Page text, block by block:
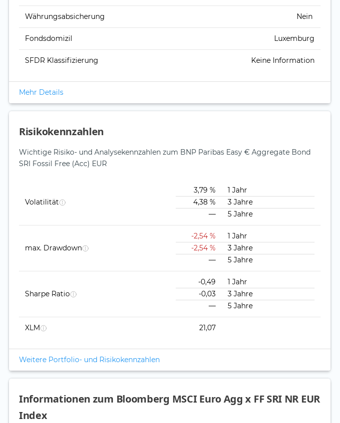
Währungsabsicherung Nein
Fondsdomizil Luxemburg
SFDR Klassifizierung Keine Information
Mehr Details
Risikokennzahlen
Wichtige Risiko- und Analysekennzahlen zum BNP Paribas Easy € Aggregate Bond
SRI Fossil Free (Acc) EUR
Volatilität
3,79 %
1 Jahr
4,38 %
3 Jahre
—
5 Jahre
max. Drawdown
-2,54 %
1 Jahr
-2,54 %
3 Jahre
—
5 Jahre
Sharpe Ratio
-0,49
1 Jahr
-0,03
3 Jahre
—
5 Jahre
XLM 21,07
Weitere Portfolio- und Risikokennzahlen
Informationen zum Bloomberg MSCI Euro Agg x FF SRI NR EUR
Index